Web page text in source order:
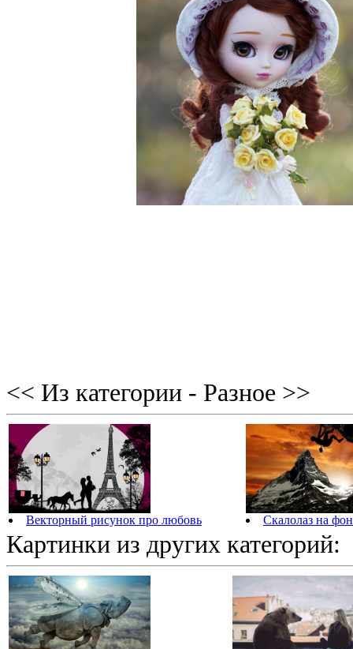
<< Из категории - Разное >>
Векторный рисунок про любовь Скалолаз на
Картинки из других категорий: